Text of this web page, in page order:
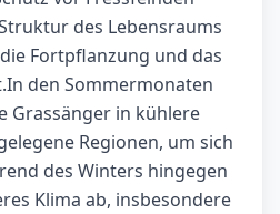
des Lebensraums
Fortpflanzung und das
den Sommermonaten
Grassänger in kühlere
Regionen, um sich
des Winters hingegen
Klima ab, insbesondere